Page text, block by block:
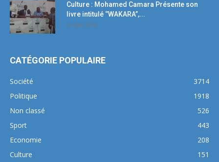
Culture : Mohamed Camara Présente son
livre intitulé ‘’WAKARA’’,...
5 mars 2018
CATÉGORIE POPULAIRE
Société
3714
Politique
1918
Non classé
526
Sport
443
Economie
208
Culture
151